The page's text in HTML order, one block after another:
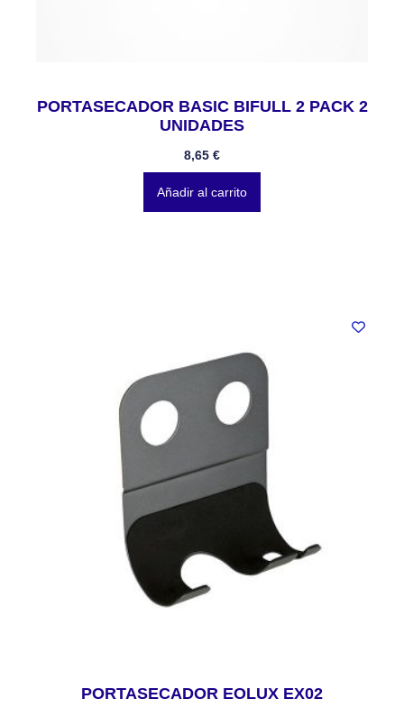
PORTASECADOR BASIC BIFULL 2 PACK 2
UNIDADES
8,65 €
Añadir al carrito
PORTASECADOR EOLUX EX02